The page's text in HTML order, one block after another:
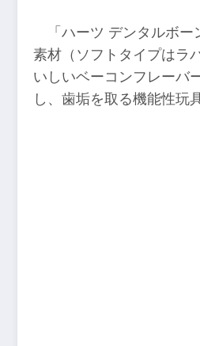
「ハーツ デンタルボ
素材（ソフトタイプはラ
いしいベーコンフレーバ
し、歯垢を取る機能性玩